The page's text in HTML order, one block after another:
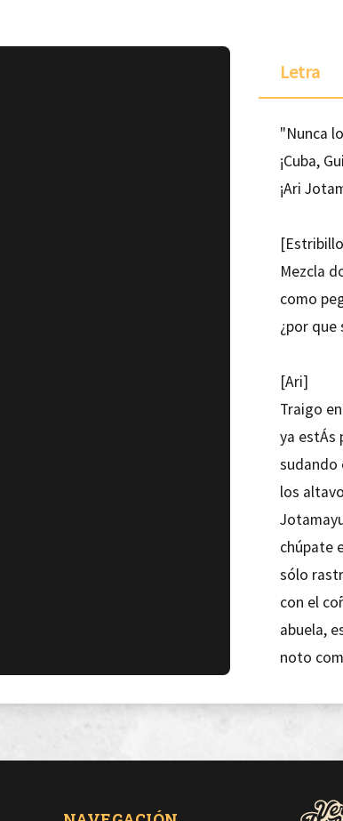
Letra
"Nunca
¡Cuba,
¡Ari
Mezcla
como
¿por que
[Ari]
Traigo
ya estÁs
sudando
los
chúpate
sólo
con el
abuela,
noto
¡pa mi
y aquí